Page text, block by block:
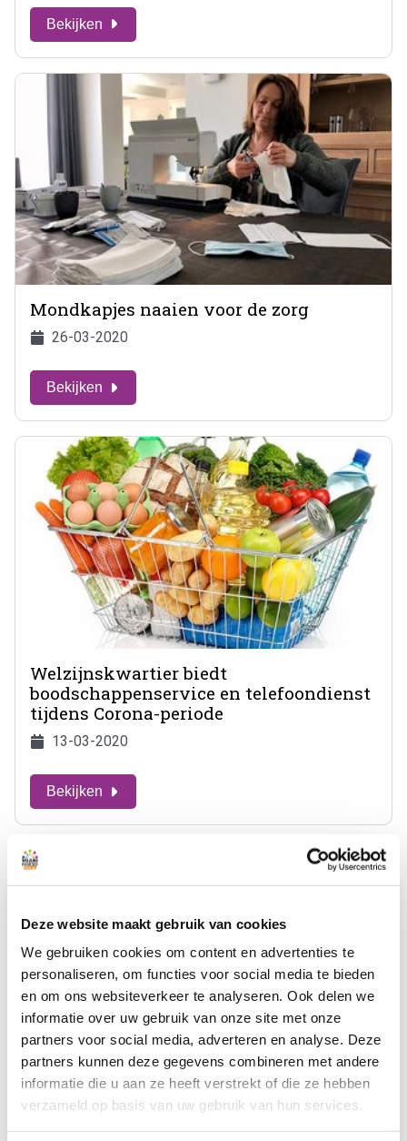
Deze website maakt gebruik van cookies
We gebruiken cookies om content en advertenties te
personaliseren, om functies voor social media te bieden
en om ons websiteverkeer te analyseren. Ook delen we
informatie over uw gebruik van onze site met onze
partners voor social media, adverteren en analyse. Deze
partners kunnen deze gegevens combineren met andere
informatie die u aan ze heeft verstrekt of die ze hebben
verzameld op basis van uw gebruik van hun services.
Bekijken
Mondkapjes naaien voor de zorg
26-03-2020
Bekijken
Welzijnskwartier biedt
boodschappenservice en telefoondienst
tijdens Corona-periode
13-03-2020
Bekijken
Coronavirus, huidige stand van zaken
12-03-2020